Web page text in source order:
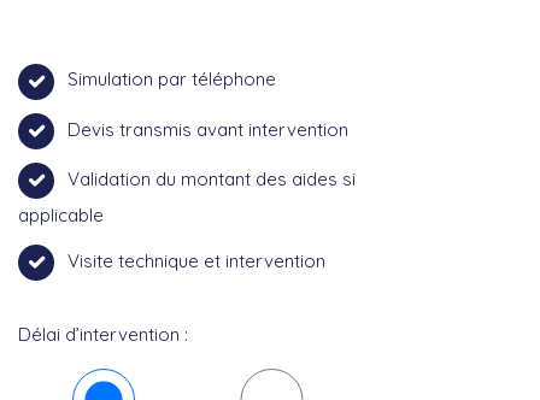
Simulation par téléphone
Devis transmis avant intervention
Validation du montant des aides si
applicable
Visite technique et intervention
Délai d’intervention :